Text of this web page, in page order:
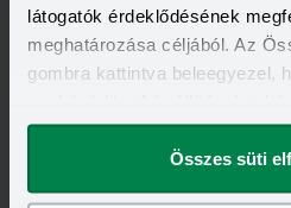
látogatók érdeklődésének
meghatározása céljából. Az
gombra kattintva beleegyezel,
megváltoztathatod.
Összes süti
Értékelda